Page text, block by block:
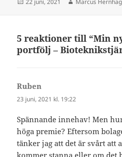
22 juni, 2021 Marcus Hernhag
5 reaktioner till “Min
portfölj –
Ruben
23 juni, 2021 kl. 19:22
Spännande innehav! Men
höga premie? Eftersom
tänker jag att det är svårt att
kommer stanna eller om det